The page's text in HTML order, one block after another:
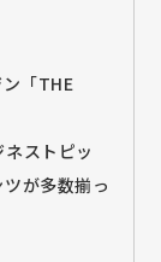
「THE
ストピッ
が多数揃っ